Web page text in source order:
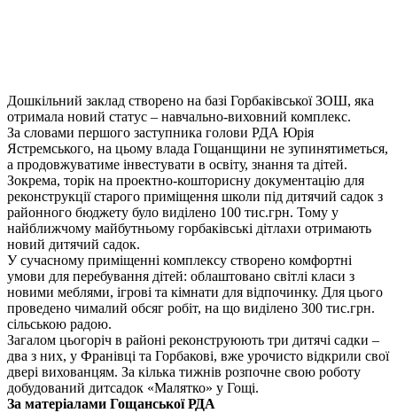
Дошкільний заклад створено на базі Горбаківської ЗОШ, яка
отримала новий статус – навчально-виховний комплекс.
За словами першого заступника голови РДА Юрія
Ястремського, на цьому влада Гощанщини не зупинятиметься,
а продовжуватиме інвестувати в освіту, знання та дітей.
Зокрема, торік на проектно-кошторисну документацію для
реконструкції старого приміщення школи під дитячий садок з
районного бюджету було виділено 100 тис.грн. Тому у
найближчому майбутньому горбаківські дітлахи отримають
новий дитячий садок.
У сучасному приміщенні комплексу створено комфортні
умови для перебування дітей: облаштовано світлі класи з
новими меблями, ігрові та кімнати для відпочинку. Для цього
проведено чималий обсяг робіт, на що виділено 300 тис.грн.
сільською радою.
Загалом цьогоріч в районі реконструюють три дитячі садки –
два з них, у Франівці та Горбакові, вже урочисто відкрили свої
двері вихованцям. За кілька тижнів розпочне свою роботу
добудований дитсадок «Малятко» у Гощі.
За матеріалами Гощанської РДА